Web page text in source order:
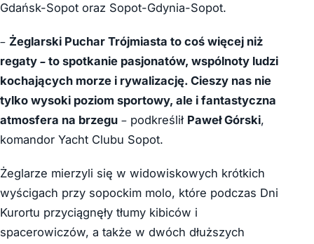
Gdańsk-Sopot oraz Sopot-Gdynia-Sopot.
– Żeglarski Puchar Trójmiasta to coś więcej niż
regaty – to spotkanie pasjonatów, wspólnoty ludzi
kochających morze i rywalizację. Cieszy nas nie
tylko wysoki poziom sportowy, ale i fantastyczna
atmosfera na brzegu – podkreślił Paweł Górski,
komandor Yacht Clubu Sopot.
Żeglarze mierzyli się w widowiskowych krótkich
wyścigach przy sopockim molo, które podczas Dni
Kurortu przyciągnęły tłumy kibiców i
spacerowiczów, a także w dwóch dłuższych